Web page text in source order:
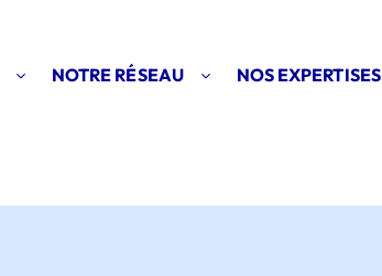
NOTRE RÉSEAU NOS EXPERTISES